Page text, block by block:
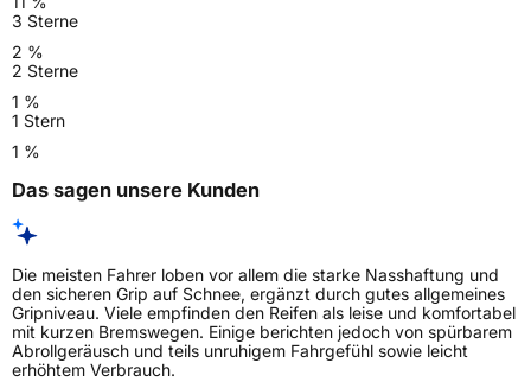
3 Sterne
2 %
2 Sterne
1 %
1 Stern
1 %
Das sagen unsere Kunden
Die meisten Fahrer loben vor allem die starke Nasshaftung und
den sicheren Grip auf Schnee, ergänzt durch gutes allgemeines
Gripniveau. Viele empfinden den Reifen als leise und komfortabel
mit kurzen Bremswegen. Einige berichten jedoch von spürbarem
Abrollgeräusch und teils unruhigem Fahrgefühl sowie leicht
erhöhtem Verbrauch.